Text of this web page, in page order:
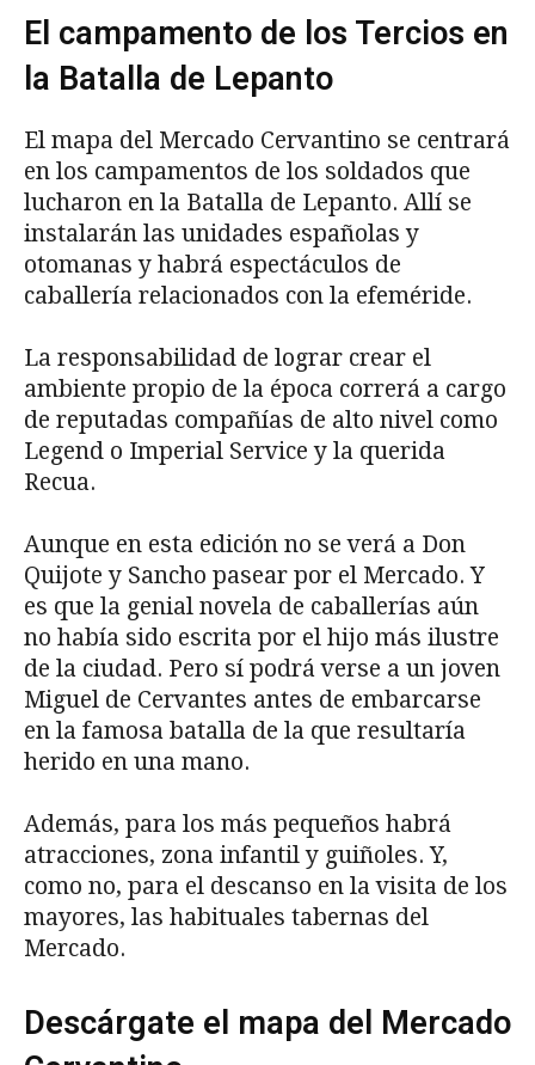
El campamento de los Tercios en
la Batalla de Lepanto
El mapa del Mercado Cervantino se centrará
en los campamentos de los soldados que
lucharon en la Batalla de Lepanto. Allí se
instalarán las unidades españolas y
otomanas y habrá espectáculos de
caballería relacionados con la efeméride.
La responsabilidad de lograr crear el
ambiente propio de la época correrá a cargo
de reputadas compañías de alto nivel como
Legend o Imperial Service y la querida
Recua.
Aunque en esta edición no se verá a Don
Quijote y Sancho pasear por el Mercado. Y
es que la genial novela de caballerías aún
no había sido escrita por el hijo más ilustre
de la ciudad. Pero sí podrá verse a un joven
Miguel de Cervantes antes de embarcarse
en la famosa batalla de la que resultaría
herido en una mano.
Además, para los más pequeños habrá
atracciones, zona infantil y guiñoles. Y,
como no, para el descanso en la visita de los
mayores, las habituales tabernas del
Mercado.
Descárgate el mapa del Mercado